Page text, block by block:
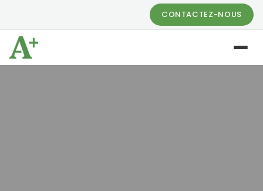
CONTACTEZ-NOUS